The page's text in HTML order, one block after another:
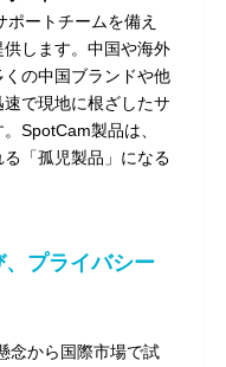
ートチームを備え
します。中国や海外
の中国ブランドや他
で現地に根ざしたサ
SpotCam製品は、
「孤児製品」になる
プライバシー
念から国際市場で試